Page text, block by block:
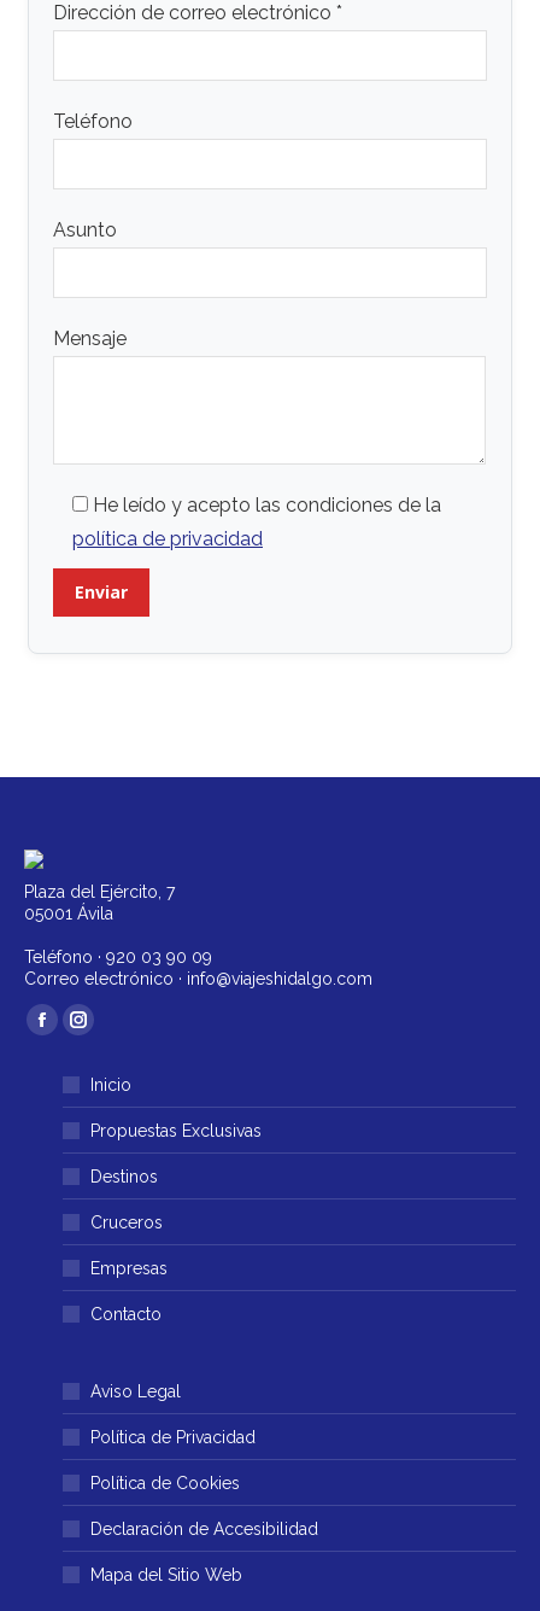
Dirección de correo electrónico *
Teléfono
Asunto
Mensaje
He leído y acepto las condiciones de la
política de privacidad
Plaza del Ejército, 7
05001 Ávila
Teléfono · 920 03 90 09
Correo electrónico · info@viajeshidalgo.com
Encuéntranos en:
Facebook
abre
una
ventana
Instagram
se
abre
en
una
ventana
Inicio
Propuestas Exclusivas
Destinos
Cruceros
Empresas
Contacto
Aviso Legal
Política de Privacidad
Política de Cookies
Declaración de Accesibilidad
Mapa del Sitio Web